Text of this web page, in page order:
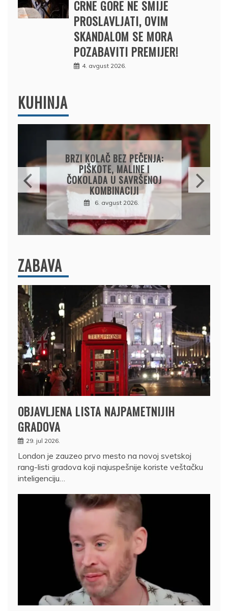
CRNE GORE NE SMIJE
PROSLAVLJATI, OVIM
SKANDALOM SE MORA
POZABAVITI PREMIJER!
4. avgust 2026.
KUHINJA
PAPRIKE SA MESOM I
PIRINČEM NA KAŠIKU:
SOČAN I JEDNOSTAVAN
RUČAK IZ JEDNE ŠERPE
7. avgust 2026.
ZABAVA
OBJAVLJENA LISTA NAJPAMETNIJIH
GRADOVA
29. jul 2026.
London je zauzeo prvo mesto na novoj svetskoj
rang-listi gradova koji najuspešnije koriste veštačku
inteligenciju…